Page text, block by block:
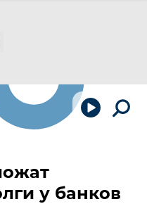
у банков